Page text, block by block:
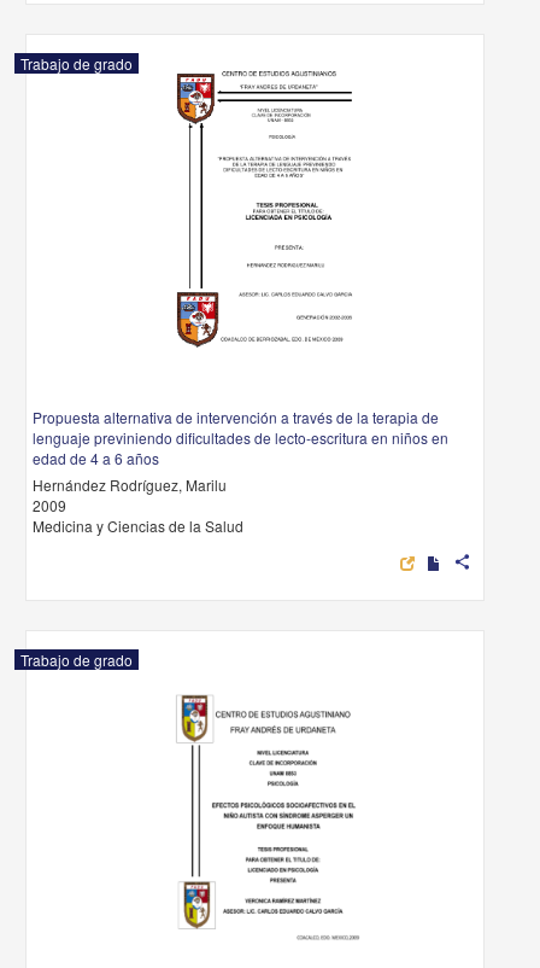
Trabajo de grado
Propuesta alternativa de intervención a través de la terapia de
lenguaje previniendo dificultades de lecto-escritura en niños en
edad de 4 a 6 años
Hernández Rodríguez, Marilu
2009
Medicina y Ciencias de la Salud
share
Trabajo de grado